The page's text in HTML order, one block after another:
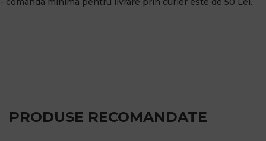
PRODUSE RECOMANDATE